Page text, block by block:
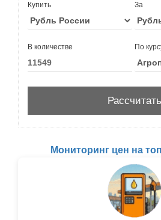
Купить За
В количестве По
Мониторинг цен на